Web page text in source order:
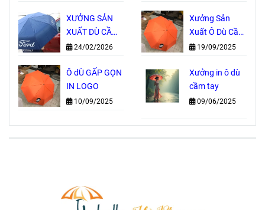
LOGO THEO
YÊU CẦU, GIÁ
GỐC TẠI
XƯỞNG SẢN
XUẤT DÙ CẦM
TAY IN LOGO
24/02/2026
Xưởng Sản
Xuất Ô Dù Cầm
Tay Tại TP. Hồ
19/09/2025
Ô dÙ GẤP GỌN
IN LOGO
10/09/2025
Xưởng in ô dù
cầm tay
09/06/2025